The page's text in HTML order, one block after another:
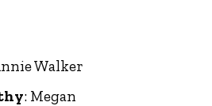
Walker
: Megan